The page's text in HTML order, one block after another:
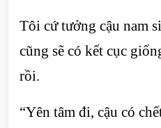
Tôi cứ tưởng cậu nam
cũng sẽ có kết cục
rồi.
“Yên tâm đi, cậu có